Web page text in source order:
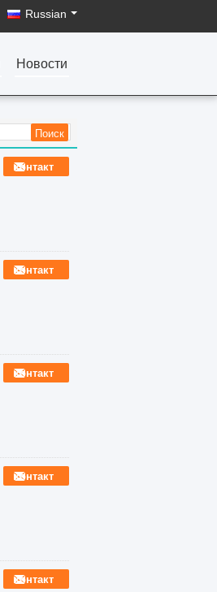
Russian
Новости
контакт
контакт
контакт
контакт
контакт